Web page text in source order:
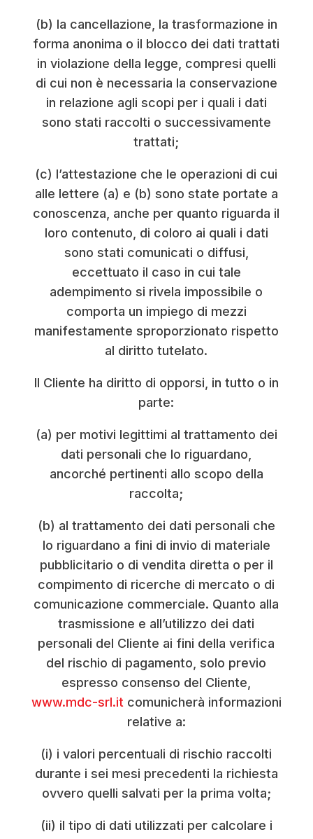
(b) la cancellazione, la trasformazione in
forma anonima o il blocco dei dati trattati
in violazione della legge, compresi quelli
di cui non è necessaria la conservazione
in relazione agli scopi per i quali i dati
sono stati raccolti o successivamente
trattati;
(c) l’attestazione che le operazioni di cui
alle lettere (a) e (b) sono state portate a
conoscenza, anche per quanto riguarda il
loro contenuto, di coloro ai quali i dati
sono stati comunicati o diffusi,
eccettuato il caso in cui tale
adempimento si rivela impossibile o
comporta un impiego di mezzi
manifestamente sproporzionato rispetto
al diritto tutelato.
Il Cliente ha diritto di opporsi, in tutto o in
parte:
(a) per motivi legittimi al trattamento dei
dati personali che lo riguardano,
ancorché pertinenti allo scopo della
raccolta;
(b) al trattamento dei dati personali che
lo riguardano a fini di invio di materiale
pubblicitario o di vendita diretta o per il
compimento di ricerche di mercato o di
comunicazione commerciale. Quanto alla
trasmissione e all’utilizzo dei dati
personali del Cliente ai fini della verifica
del rischio di pagamento, solo previo
espresso consenso del Cliente,
www.mdc-srl.it comunicherà informazioni
relative a:
(i) i valori percentuali di rischio raccolti
durante i sei mesi precedenti la richiesta
ovvero quelli salvati per la prima volta;
(ii) il tipo di dati utilizzati per calcolare i